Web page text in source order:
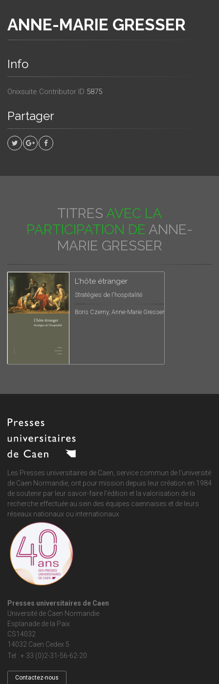
ANNE-MARIE GRESSER
Info
Onixsuite Contributor ID 5875
Partager
TITRES AVEC LA
PARTICIPATION DE ANNE-
MARIE GRESSER
L'hôte étranger
Stratégies de l'hospitalité
Boris Czerny, Anne-Marie Gresser
Les Presses universitaires de Caen, service commun de l'université
de Caen Normandie, ont pour mission depuis leur création en 1984
de soutenir par leur savoir-faire l'édition et la valorisation de la
recherche effectuée au sein des équipes caennaises et de leurs
réseaux nationaux ou internationaux.
Presses universitaires de Caen
Université de Caen Normandie
Esplanade de la Paix
CS14032
14032 Caen Cedex 5
Tel : + 33 (0)2-31-56-62-20
Contactez-nous